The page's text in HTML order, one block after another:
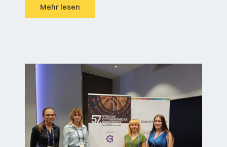
Mehr lesen